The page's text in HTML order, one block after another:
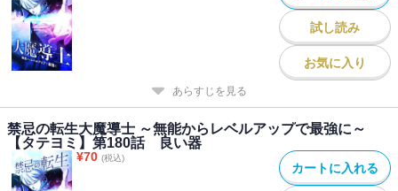
試し読み
お気に入り
あらすじを見る
禁忌の転生大魔導士 ～無能からレベルアップで最強に～
【タテヨミ】第180話 良い器
¥70 (税込)
カートに入れる